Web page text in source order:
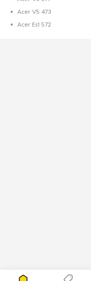
Acer V5 473
Acer Es1 572